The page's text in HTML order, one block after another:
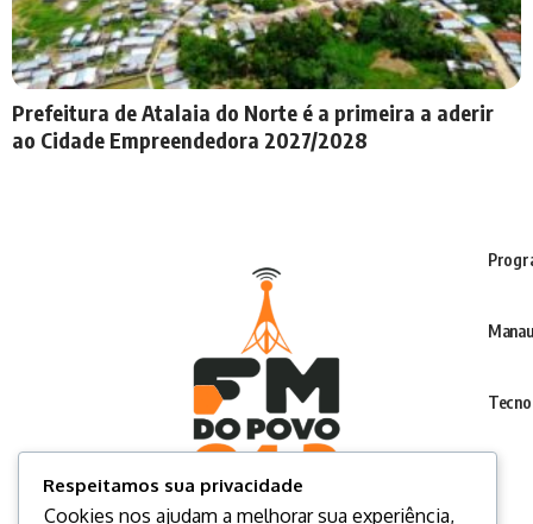
Prefeitura de Atalaia do Norte é a primeira a aderir
ao Cidade Empreendedora 2027/2028
Respeitamos sua privacidade
Cookies nos ajudam a melhorar sua experiência,